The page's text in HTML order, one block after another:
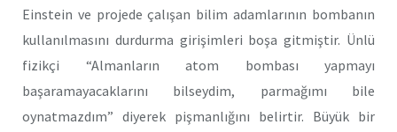
Einstein ve projede çalışan bilim adamlarının bombanın
kullanılmasını durdurma girişimleri boşa gitmiştir. Ünlü
fizikçi “Almanların atom bombası yapmayı
başaramayacaklarını bilseydim, parmağımı bile
oynatmazdım” diyerek pişmanlığını belirtir. Büyük bir